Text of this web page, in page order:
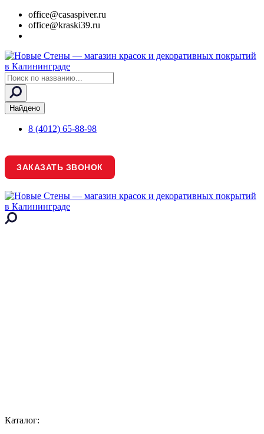
office@casaspiver.ru
office@kraski39.ru
Search
...
Найдено
8 (4012) 65-88-98
ЗАКАЗАТЬ ЗВОНОК
Каталог: